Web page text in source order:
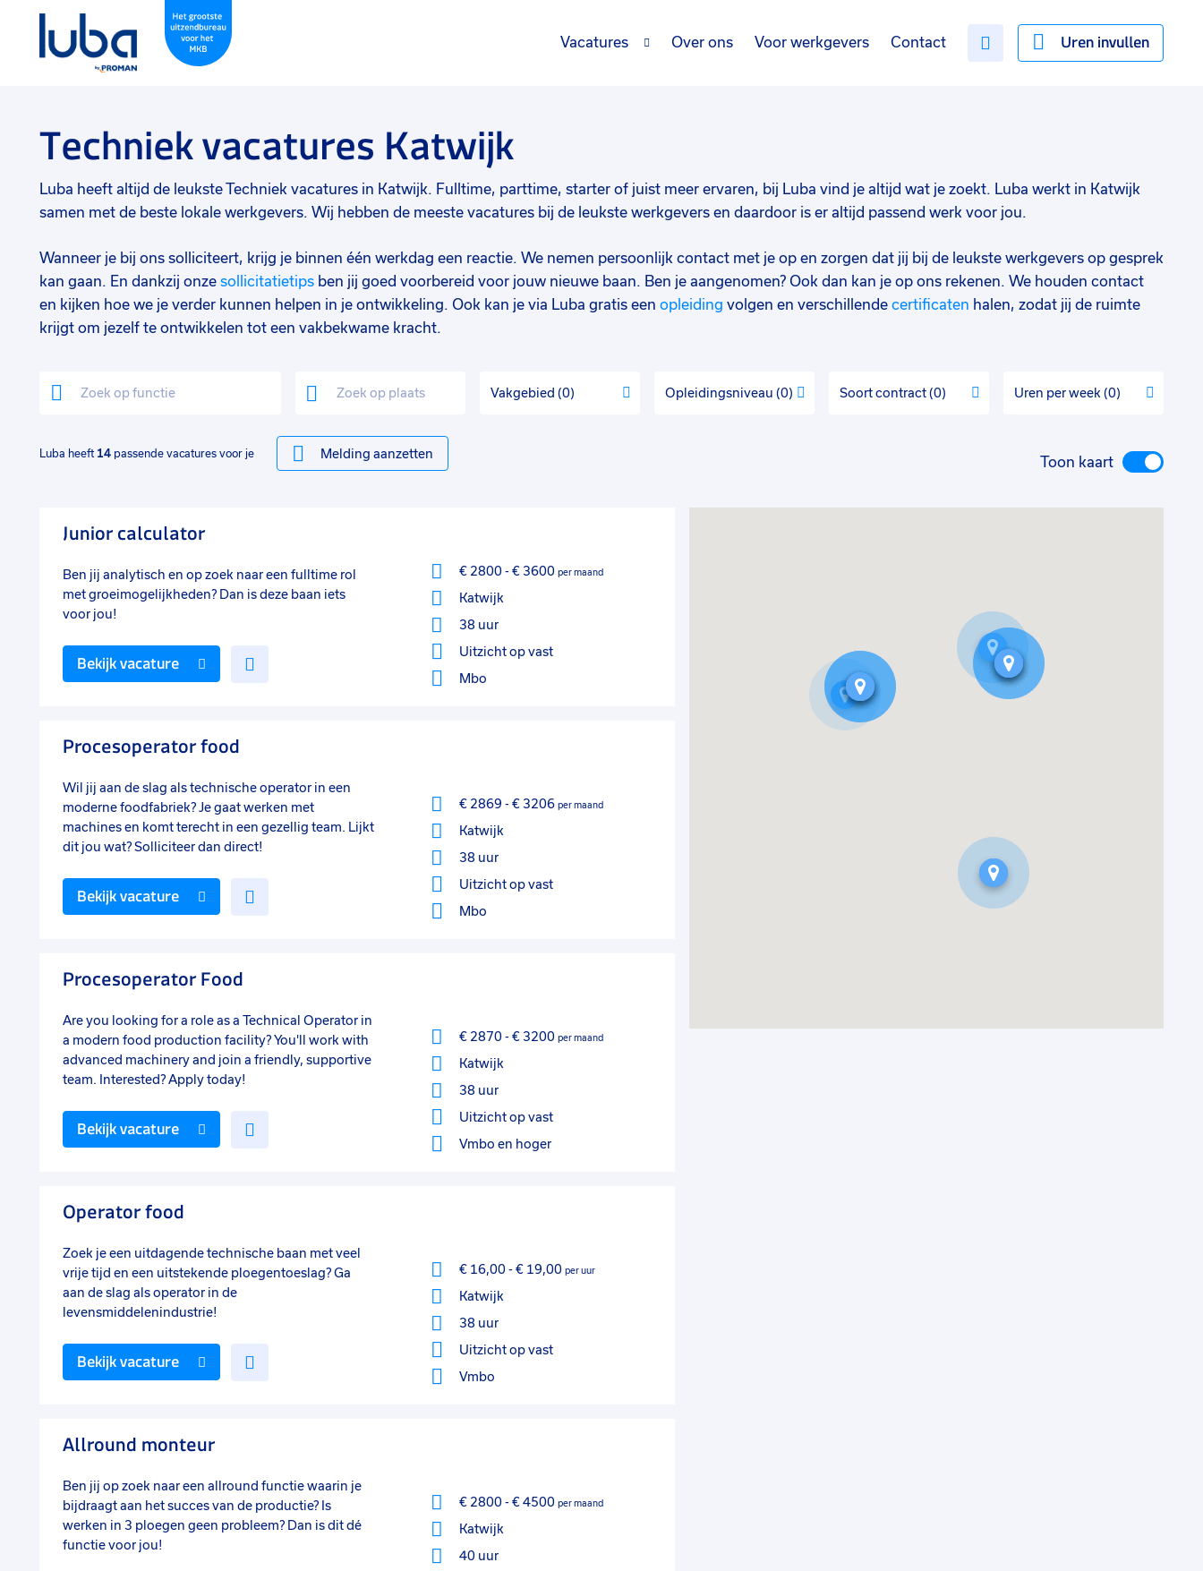
Uren invullen
Vacatures Over ons Voor werkgevers Contact
Techniek vacatures Katwijk
Luba heeft altijd de leukste Techniek vacatures in Katwijk. Fulltime, parttime, starter of juist meer ervaren, bij Luba vind je altijd wat je zoekt. Luba werkt in Katwijk
samen met de beste lokale werkgevers. Wij hebben de meeste vacatures bij de leukste werkgevers en daardoor is er altijd passend werk voor jou.
Wanneer je bij ons solliciteert, krijg je binnen één werkdag een reactie. We nemen persoonlijk contact met je op en zorgen dat jij bij de leukste werkgevers op gesprek
kan gaan. En dankzij onze sollicitatietips ben jij goed voorbereid voor jouw nieuwe baan. Ben je aangenomen? Ook dan kan je op ons rekenen. We houden contact
en kijken hoe we je verder kunnen helpen in je ontwikkeling. Ook kan je via Luba gratis een opleiding volgen en verschillende certificaten halen, zodat jij de ruimte
krijgt om jezelf te ontwikkelen tot een vakbekwame kracht.
Vakgebied 0 Opleidingsniveau 0 Soort contract 0 Uren per week 0
Luba heeft 14 passende vacatures voor je Melding aanzetten Toon kaart
Junior calculator
Ben jij analytisch en op zoek naar een fulltime rol
met groeimogelijkheden? Dan is deze baan iets
voor jou!
€ 2800- € 3600 per maand
Katwijk
38 uur
Uitzicht op vast
Mbo
Bekijk vacature
Procesoperator food
Wil jij aan de slag als technische operator in een
moderne foodfabriek? Je gaat werken met
machines en komt terecht in een gezellig team. Lijkt
dit jou wat? Solliciteer dan direct!
€ 2869 - € 3206 per maand
Katwijk
38 uur
Uitzicht op vast
Mbo
Bekijk vacature
Procesoperator Food
Are you looking for a role as a Technical Operator in
a modern food production facility? You'll work with
advanced machinery and join a friendly, supportive
team. Interested? Apply today!
€ 2870- € 3200 per maand
Katwijk
38 uur
Uitzicht op vast
Vmbo en hoger
Bekijk vacature
Operator food
Zoek je een uitdagende technische baan met veel
vrije tijd en een uitstekende ploegentoeslag? Ga
aan de slag als operator in de
levensmiddelenindustrie!
€ 16,00- € 19,00 per uur
Katwijk
38 uur
Uitzicht op vast
Vmbo
Bekijk vacature
Allround monteur
Ben jij op zoek naar een allround functie waarin je
bijdraagt aan het succes van de productie? Is
werken in 3 ploegen geen probleem? Dan is dit dé
functie voor jou!
€ 2800- € 4500 per maand
Katwijk
40 uur